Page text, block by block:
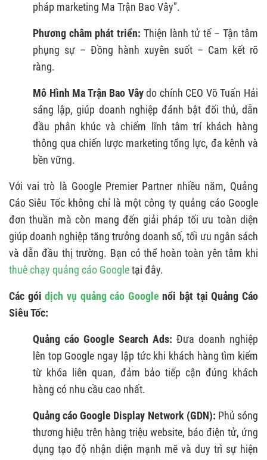
pháp marketing Ma Trận Bao Vây”.
Phương châm phát triển: Thiện lành tử tế – Tận tâm
phụng sự – Đồng hành xuyên suốt – Cam kết rõ
ràng.
Mô Hình Ma Trận Bao Vâydo chính CEO Võ Tuấn Hải
sáng lập, giúp doanh nghiệp đánh bật đối thủ, dẫn
đầu phân khúc và chiếm lĩnh tâm trí khách hàng
thông qua chiến lược marketing tổng lực, đa kênh và
bền vững.
Với vai trò là Google Premier Partner nhiều năm, Quảng
Cáo Siêu Tốc không chỉ là một công ty quảng cáo Google
đơn thuần mà còn mang đến giải pháp tối ưu toàn diện
giúp doanh nghiệp tăng trưởng doanh số, tối ưu ngân sách
và dẫn đầu thị trường. Bạn có thể hoàn toàn yên tâm khi
thuê chạy quảng cáo Googletại đây.
Các góidịch vụ quảng cáo Googlenổi bật tại Quảng Cáo
Siêu Tốc:
Quảng cáo Google Search Ads: Đưa doanh nghiệp
lên top Google ngay lập tức khi khách hàng tìm kiếm
từ khóa liên quan, đảm bảo tiếp cận đúng khách
hàng có nhu cầu cao nhất.
Quảng cáo Google Display Network (GDN): Phủ sóng
thương hiệu trên hàng triệu website, báo điện tử, ứng
dụng tạo độ nhận diện mạnh mẽ và duy trì sự hiện